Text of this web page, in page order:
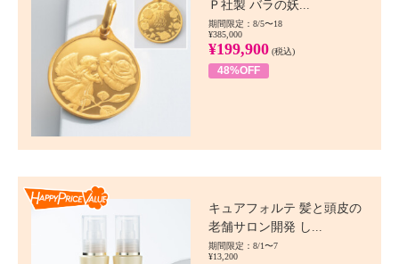
Ｐ社製 バラの妖...
期間限定：8/5〜18
¥385,000
¥199,900 (税込)
48%OFF
キュアフォルテ 髪と頭皮の
老舗サロン開発 し...
期間限定：8/1〜7
¥13,200